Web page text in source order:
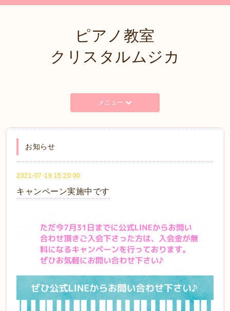
ピアノ教室
クリスタルムジカ
メニュー
お知らせ
2021-07-19 15:20:00
キャンペーン実施中です